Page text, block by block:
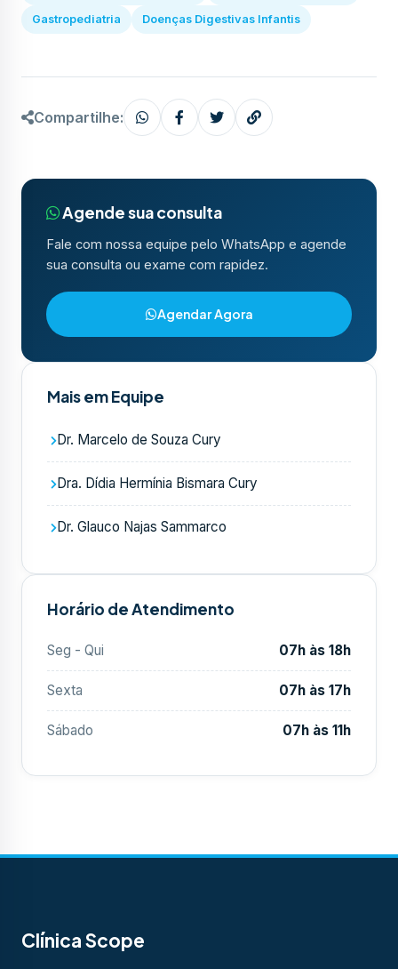
Gastropediatria Doenças Digestivas Infantis
Compartilhe:
Agende sua consulta
Fale com nossa equipe pelo WhatsApp e agende
sua consulta ou exame com rapidez.
Agendar Agora
Mais em Equipe
Dr. Marcelo de Souza Cury
Dra. Dídia Hermínia Bismara Cury
Dr. Glauco Najas Sammarco
Horário de Atendimento
Seg - Qui 07h às 18h
Sexta 07h às 17h
Sábado 07h às 11h
Clínica Scope